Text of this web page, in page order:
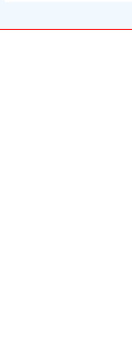
些材料？
哪些材料?谢谢
电子口岸
么办？_百度知
关业务咨询-
下资料_办理
办？_已解决-
吗（页1）-报
_已解决-阿里
58同城
电子口岸
检吗？-阿里巴